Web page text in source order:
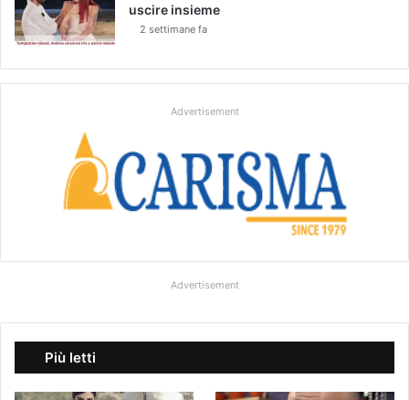
uscire insieme
2 settimane fa
Advertisement
Advertisement
Più letti